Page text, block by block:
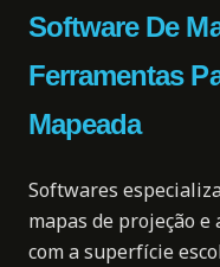
Software De
Ferramentas
Mapeada
Softwares
mapas de projeção
com a superfície